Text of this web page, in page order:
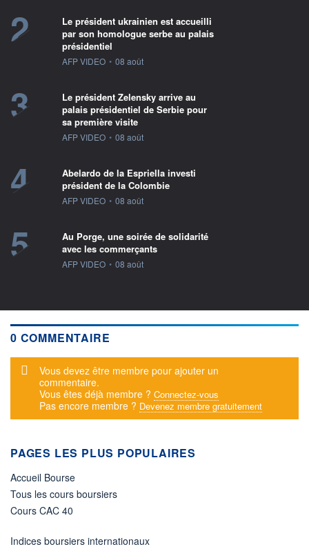
2
Le président ukrainien est accueilli
par son homologue serbe au palais
présidentiel
information fournie par
AFP VIDEO • 08 août
3
Le président Zelensky arrive au
palais présidentiel de Serbie pour
sa première visite
information fournie par
AFP VIDEO • 08 août
4
Abelardo de la Espriella investi
président de la Colombie
information fournie par
AFP VIDEO • 08 août
5
Au Porge, une soirée de solidarité
avec les commerçants
information fournie par
AFP VIDEO • 08 août
0 COMMENTAIRE
Message d'alerte
Vous devez être membre pour ajouter un
commentaire.
Vous êtes déjà membre ? Connectez-vous
Pas encore membre ? Devenez membre gratuitement
PAGES LES PLUS POPULAIRES
Accueil Bourse
Tous les cours boursiers
Cours CAC 40
Indices boursiers internationaux